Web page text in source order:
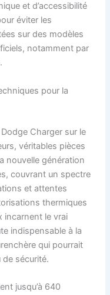
et d’accessibilité
éviter les
sur des modèles
notamment par
pour la
Charger sur le
véritables pièces
nouvelle génération
couvrant un spectre
et attentes
thermiques
incarnent le vrai
indispensable à la
qui pourrait
de sécurité.
jusqu’à 640